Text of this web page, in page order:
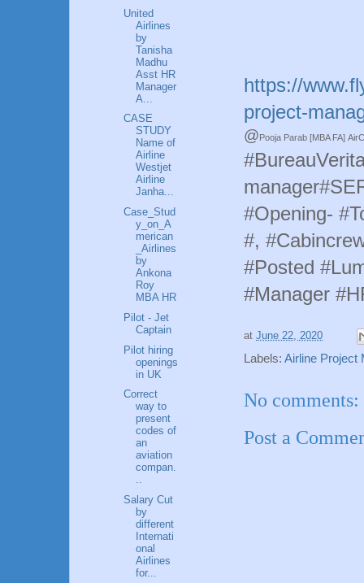
https://
project-
@Pooja Parab [MBA FA]
#Opening-
#,
#Posted
#Manager
at June 22, 2020
Labels: Airline Project
No comments:
Post a
United
Airlines
by
Tanisha
Madhu
Asst HR
Manager
A...
CASE
STUDY
Name of
Airline
Westjet
Airline
Janha...
Case_Stud
y_on_A
merican
_Airlines
by
Ankona
Roy
MBA HR
Pilot - Jet
Captain
Pilot hiring
openings
in UK
Correct
way to
present
codes of
an
aviation
compan.
..
Salary Cut
by
different
Internati
onal
Airlines
for...